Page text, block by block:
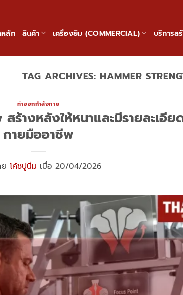
หลัก สินค้า เครื่องยิม (COMMERCIAL) บริการส
TAG ARCHIVES:HAMMER
ท่าออกกำลังกาย
างหลังให้หนาและมีรายละเอีย
กายมืออาชีพ
โค้ชปูนิ่ม เมื่อ 20/04/2026